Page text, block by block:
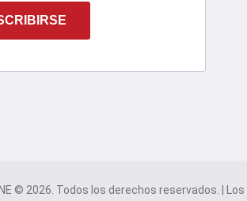
© 2026. Todos los derechos reservados. | Los